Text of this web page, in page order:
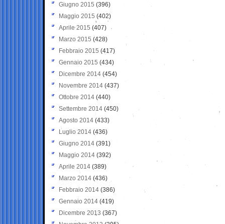
Giugno 2015 (396)
Maggio 2015 (402)
Aprile 2015 (407)
Marzo 2015 (428)
Febbraio 2015 (417)
Gennaio 2015 (434)
Dicembre 2014 (454)
Novembre 2014 (437)
Ottobre 2014 (440)
Settembre 2014 (450)
Agosto 2014 (433)
Luglio 2014 (436)
Giugno 2014 (391)
Maggio 2014 (392)
Aprile 2014 (389)
Marzo 2014 (436)
Febbraio 2014 (386)
Gennaio 2014 (419)
Dicembre 2013 (367)